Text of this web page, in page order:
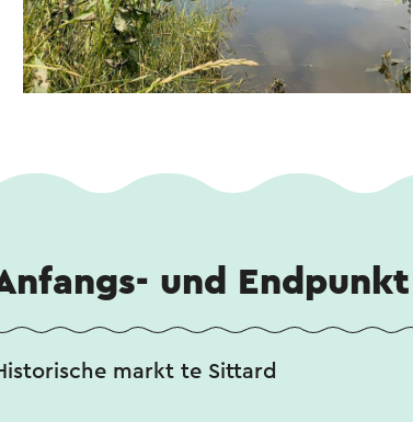
und Endpunkt
markt te Sittard